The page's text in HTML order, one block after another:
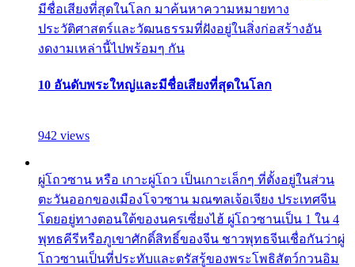
มีชื่อเสียงที่สุดในโลก มาค้นหาความหมายทาง
ประวัติศาสตร์และวัฒนธรรมที่ฝังอยู่ในสิ่งก่อสร้างอัน
งดงามเหล่านี้ไปพร้อมๆ กัน
10 อันดับพระใหญ่และมีชื่อเสียงที่สุดในโลก
942 views
ผู่โถวซาน หรือ เกาะผู่โถว เป็นเกาะเล็กๆ ที่ตั้งอยู่ในส่วน
ตะวันออกของเมืองโจวซาน มณฑลเจ้อเจียง ประเทศจีน
โดยอยู่ทางตอนใต้ของนครเซี่ยงไฮ้ ผู่โถวซานเป็น 1 ใน 4
พุทธคีรีหรือภูเขาศักดิ์สิทธิ์ของจีน ชาวพุทธจีนเชื่อกันว่าผู่
โถวซานเป็นที่ประทับและตรัสรู้ของพระโพธิสัตว์กวนอิม